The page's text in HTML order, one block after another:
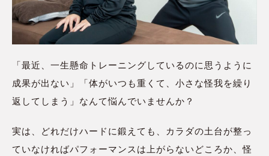
「最近、一生懸命トレーニングしているのに思うように
成果が出ない」「体がいつも重くて、小さな怪我を繰り
返してしまう」なんて悩んでいませんか？
実は、どれだけハードに鍛えても、カラダの土台が整っ
ていなければパフォーマンスは上がらないどころか、怪